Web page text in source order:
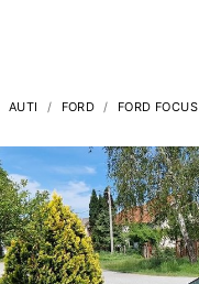
AUTI FORD FORD FOCUS